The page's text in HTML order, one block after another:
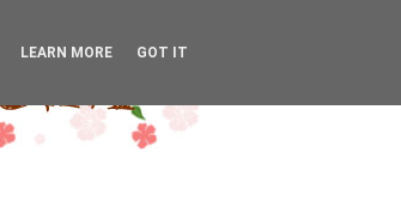
LEARN MORE GOT IT